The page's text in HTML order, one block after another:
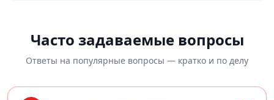
Часто задаваемые вопросы
Ответы на популярные вопросы — кратко и по делу